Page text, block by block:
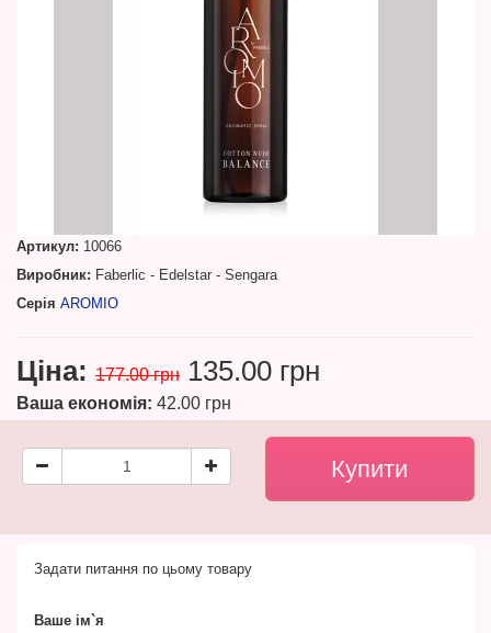
Артикул: 10066
Виробник: Faberlic - Edelstar - Sengara
Серія AROMIO
Ціна: 177.00 грн 135.00 грн
Ваша економія: 42.00 грн
Задати питання по цьому товару
Ваше ім`я